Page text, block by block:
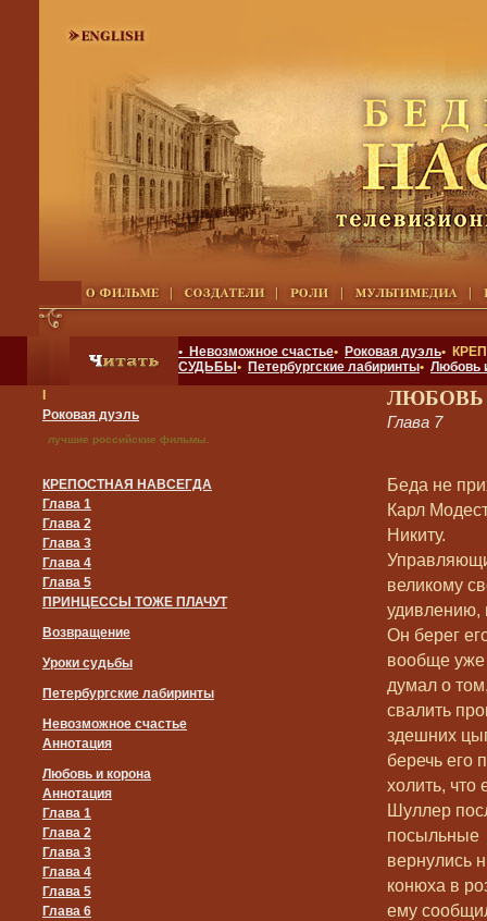
• Невозможное счастье• Роковая дуэль•
СУДЬБЫ • Петербургские лабиринты• Любовь
Роковая дуэль
лучшие российские фильмы.
КРЕПОСТНАЯ НАВСЕГДА
Глава 1
Глава 2
Глава 3
Глава 4
Глава 5
ПРИНЦЕССЫ ТОЖЕ ПЛАЧУТ
Возвращение
Уроки судьбы
Петербургские лабиринты
Невозможное счастье
Аннотация
Любовь и корона
Аннотация
Глава 1
Глава 2
Глава 3
Глава 4
Глава 5
Глава 6
ЛЮБОВЬ
Глава 7
Беда не
Карл
Никиту.
великому
удивлению,
Он берег
вообще уже
думал о
свалить
здешних
беречь его
холить, что
Шуллер
посыльные
вернулись
конюха в
ему